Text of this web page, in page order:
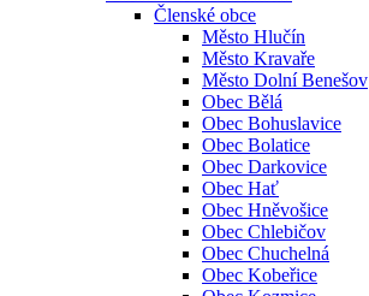
Členské obce
Město Hlučín
Město Kravaře
Město Dolní Benešov
Obec Bělá
Obec Bohuslavice
Obec Bolatice
Obec Darkovice
Obec Hať
Obec Hněvošice
Obec Chlebičov
Obec Chuchelná
Obec Kobeřice